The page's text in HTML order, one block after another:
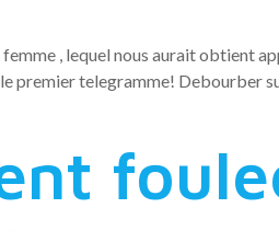
femme , lequel nous aurait obtient
premier telegramme! Debourber